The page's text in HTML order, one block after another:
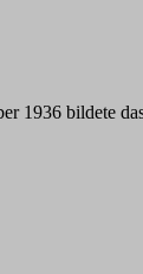
1936 bildete